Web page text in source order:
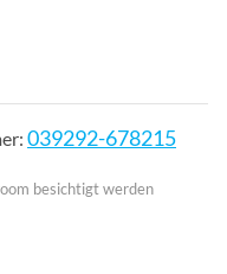
039292-678215
besichtigt werden